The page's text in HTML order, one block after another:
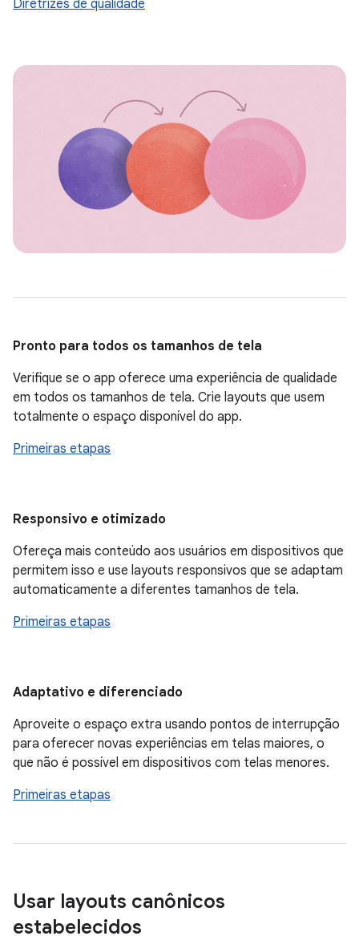
Diretrizes de qualidade
Pronto para todos os tamanhos de tela
Verifique se o app oferece uma experiência de qualidade
em todos os tamanhos de tela. Crie layouts que usem
totalmente o espaço disponível do app.
Primeiras etapas
Responsivo e otimizado
Ofereça mais conteúdo aos usuários em dispositivos que
permitem isso e use layouts responsivos que se adaptam
automaticamente a diferentes tamanhos de tela.
Primeiras etapas
Adaptativo e diferenciado
Aproveite o espaço extra usando pontos de interrupção
para oferecer novas experiências em telas maiores, o
que não é possível em dispositivos com telas menores.
Primeiras etapas
Usar layouts canônicos
estabelecidos